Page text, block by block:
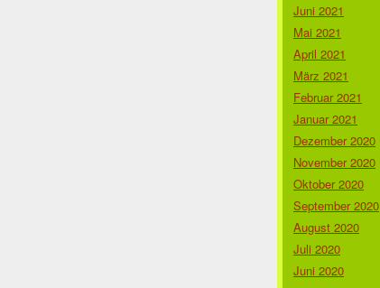
Juni 2021
Mai 2021
April 2021
März 2021
Februar 2021
Januar 2021
Dezember 2020
November 2020
Oktober 2020
September 2020
August 2020
Juli 2020
Juni 2020